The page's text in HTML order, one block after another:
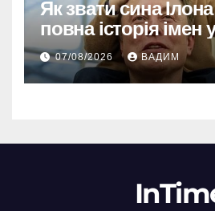
Як звати сина
повна історія імен
хлопчиків
07/08/2026 ВАДИМ